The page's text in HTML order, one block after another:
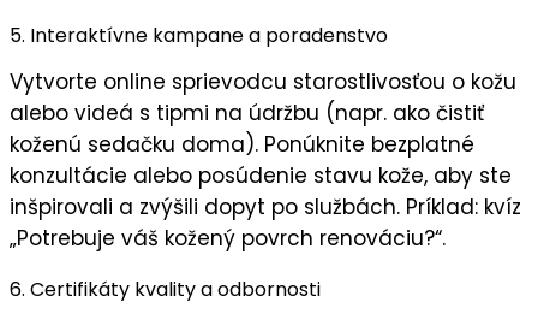
5. Interaktívne kampane a poradenstvo
Vytvorte online sprievodcu starostlivosťou o kožu
alebo videá s tipmi na údržbu (napr. ako čistiť
koženú sedačku doma). Ponúknite bezplatné
konzultácie alebo posúdenie stavu kože, aby ste
inšpirovali a zvýšili dopyt po službách. Príklad: kvíz
„Potrebuje váš kožený povrch renováciu?“.
6. Certifikáty kvality a odbornosti